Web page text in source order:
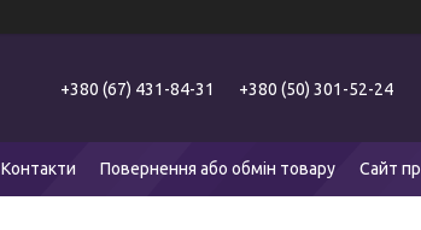
+380 (67) 431-84-31 +380 (50) 301-52-24
Контакти Повернення або обмін товару Сайт